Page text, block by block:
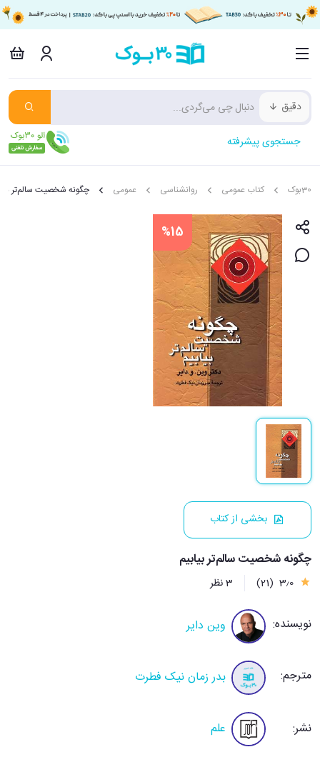
دقیق
جستجوی پیشرفته
30بوک کتاب عمومی روانشناسی عمومی چگونه شخصیت سالم‌تر
%15
بخشی از کتاب
چگونه شخصیت سالم‌تر بیابیم
3٫0 (21) 3 نظر
نویسنده: وین دایر
مترجم: بدر زمان نیک فطرت
نشر: علم